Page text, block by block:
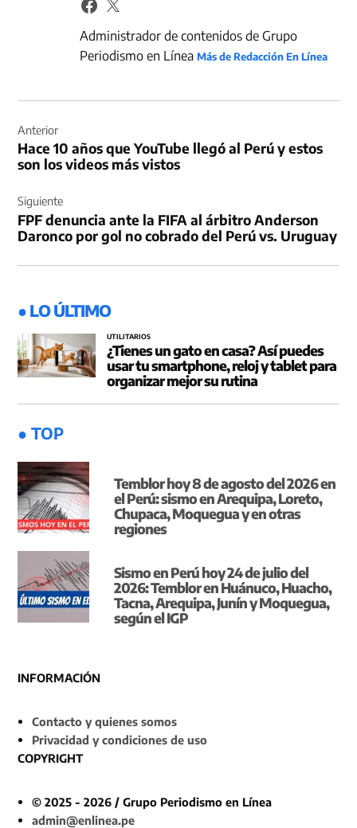
Administrador de contenidos de Grupo
Periodismo en LíneaMás de Redacción En Línea
de
entradas
Anterior
Hace 10 años que YouTube llegó al Perú y estos
son los videos más vistos
Siguiente
FPF denuncia ante la FIFA al árbitro Anderson
Daronco por gol no cobrado del Perú vs. Uruguay
● LO ÚLTIMO
UTILITARIOS
¿Tienes un gato en casa? Así puedes
usar tu smartphone, reloj y tablet para
organizar mejor su rutina
● TOP
Temblor hoy 8 de agosto del 2026 en
el Perú: sismo en Arequipa, Loreto,
Chupaca, Moquegua y en otras
regiones
Sismo en Perú hoy 24 de julio del
2026: Temblor en Huánuco, Huacho,
Tacna, Arequipa, Junín y Moquegua,
según el IGP
INFORMACIÓN
Contacto y quienes somos
Privacidad y condiciones de uso
COPYRIGHT
© 2025 - 2026 / Grupo Periodismo en Línea
admin@enlinea.pe